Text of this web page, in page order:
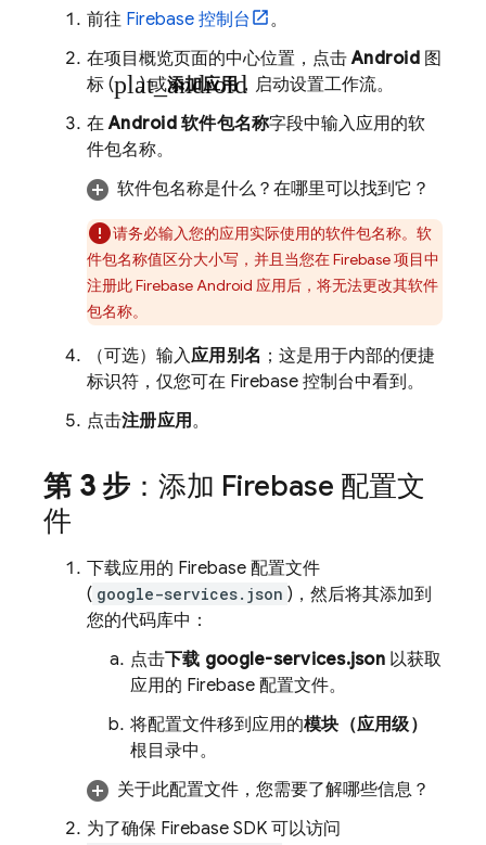
前往 Firebase 控制台
。
在项目概览页面的中心位置，点击Android图
标 (plat_android
) 或添加应用，启动设置工作流。
在Android 软件包名称字段中输入应用的软
件包名称。
软件包名称是什么？在哪里可以找到它？
请务必输入您的应用实际使用的软件包名称。软
件包名称值区分大小写，并且当您在 Firebase 项目中
注册此 Firebase Android 应用后，将无法更改其软件
包名称。
（可选）输入应用别名 ；这是用于内部的便捷
标识符，仅您可在 Firebase 控制台中看到。
点击注册应用。
第 3 步 ：添加 Firebase 配置文
件
下载应用的 Firebase 配置文件
( google-services.json )，然后将其添加到
您的代码库中：
点击下载 google-services.json以获取
应用的 Firebase 配置文件。
将配置文件移到应用的模块（应用级）
根目录中。
关于此配置文件，您需要了解哪些信息？
为了确保 Firebase SDK 可以访问